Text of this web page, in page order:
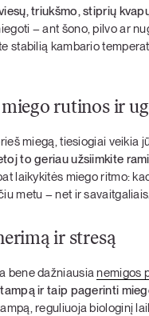
triukšmo, stiprių
– ant šono, pilvo ar
stabilią kambario
rutinos ir
miegą, tiesiogiai veikia
to geriau užsiimkite
laikykitės miego ritmo:
metu – net ir
ir stresą
bene dažniausianemigos
ir taip pagerinti
reguliuoja biologinį